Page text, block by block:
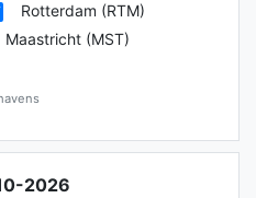
Rotterdam (RTM)
Maastricht (MST)
2026